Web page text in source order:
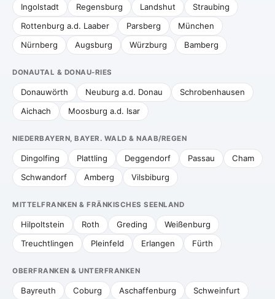
Ingolstadt Regensburg Landshut
Straubing
Rottenburg a.d. Laaber
Parsberg
München
Nürnberg
Augsburg Würzburg Bamberg
DONAUTAL & DONAU-RIES
Donauwörth Neuburg a.d. Donau
Schrobenhausen
Aichach
Moosburg a.d. Isar
NIEDERBAYERN, BAYER. WALD & NAAB/REGEN
Dingolfing Plattling Deggendorf Passau
Cham
Schwandorf
Amberg Vilsbiburg
MITTELFRANKEN & FRÄNKISCHES SEENLAND
Hilpoltstein Roth Greding
Weißenburg
Treuchtlingen
Pleinfeld Erlangen Fürth
OBERFRANKEN & UNTERFRANKEN
Bayreuth Coburg Aschaffenburg Schweinfurt